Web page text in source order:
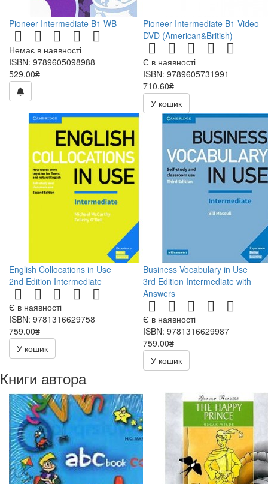
Pioneer Intermediate B1 WB
Немає в наявності
ISBN: 9789605098988
529.00₴
Pioneer Intermediate B1 Video
DVD (American&British)
Є в наявності
ISBN: 9789605731991
710.60₴
836.00₴
У кошик
English Collocations in Use
2nd Edition Intermediate
Є в наявності
ISBN: 9781316629758
759.00₴
У кошик
Business Vocabulary in Use
3rd Edition Intermediate with
Answers
Є в наявності
ISBN: 9781316629987
759.00₴
У кошик
Книги автора